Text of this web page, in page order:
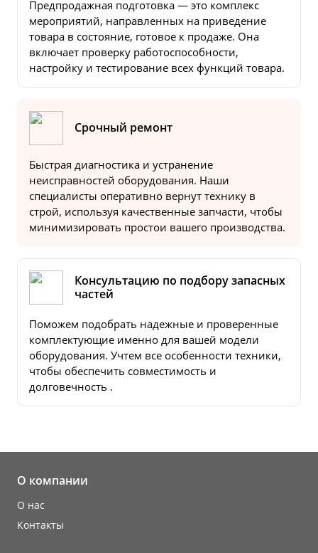
Предпродажная подготовка — это комплекс
мероприятий, направленных на приведение
товара в состояние, готовое к продаже. Она
включает проверку работоспособности,
настройку и тестирование всех функций товара.
Срочный ремонт
Быстрая диагностика и устранение
неисправностей оборудования. Наши
специалисты оперативно вернут технику в
строй, используя качественные запчасти, чтобы
минимизировать простои вашего производства.
Консультацию по подбору запасных
частей
Поможем подобрать надежные и проверенные
комплектующие именно для вашей модели
оборудования. Учтем все особенности техники,
чтобы обеспечить совместимость и
долговечность .
О компании
О нас
Контакты